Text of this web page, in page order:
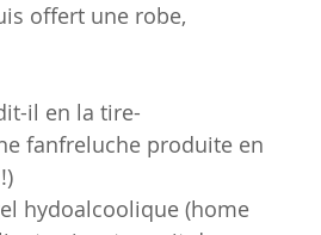
offert une robe,
il en la tire-
fanfreluche produite en
hydoalcoolique (home